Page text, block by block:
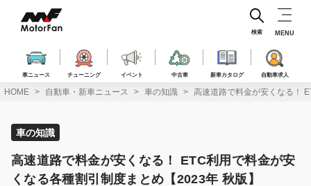
ス
車ニュース チューニング イベント 中古車 新車カタログ 自動車求人
検索 MENU
HOME 自動車・新車ニュース 車の知識 高速道路で料金が安くなる！
車の知識
高速道路で料金が安くなる！ ETC利用で料金が安
くなる各種割引制度まとめ【2023年 秋版】